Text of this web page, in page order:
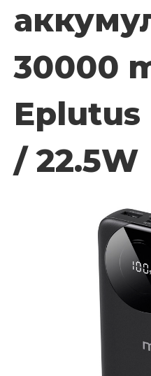
30000
Eplutus
/ 22.5W